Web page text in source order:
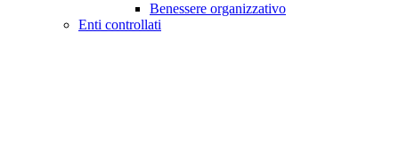
Benessere organizzativo
Enti controllati